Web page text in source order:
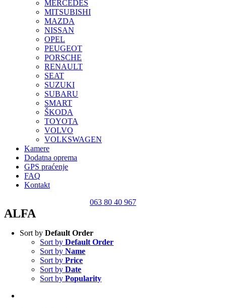
MERCEDES
MITSUBISHI
MAZDA
NISSAN
OPEL
PEUGEOT
PORSCHE
RENAULT
SEAT
SUZUKI
SUBARU
SMART
ŠKODA
TOYOTA
VOLVO
VOLKSWAGEN
Kamere
Dodatna oprema
GPS praćenje
FAQ
Kontakt
063 80 40 967
ALFA
Sort byDefault Order
Sort byDefault Order
Sort byName
Sort byPrice
Sort byDate
Sort byPopularity